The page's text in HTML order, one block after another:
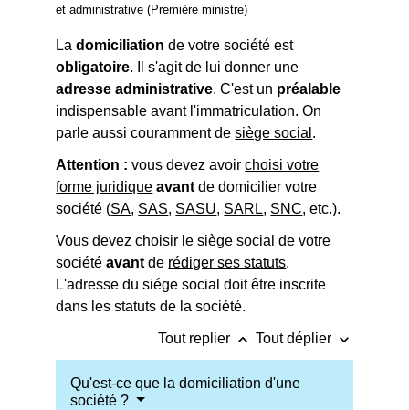
et administrative (Première ministre)
Ladomiciliation de votre société est
obligatoire. Il s'agit de lui donner une
adresse administrative. C'est un préalable
indispensable avant l'immatriculation. On
parle aussi couramment desiège social .
Attention : vous devez avoirchoisi votre
forme juridique avant de domicilier votre
société (SA, SAS, SASU, SARL, SNC, etc.).
Vous devez choisir le siège social de votre
sociétéavant de rédiger ses statuts.
L'adresse du siége social doit être inscrite
dans les statuts de la société.
Tout replier keyboard_arrow_up Tout déplier keyboard_arrow_down
Qu'est-ce que la domiciliation d'une
société ?